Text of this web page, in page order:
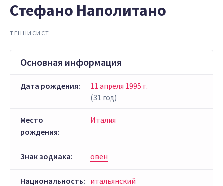
Стефано Наполитано
ТЕННИСИСТ
Основная информация
Дата рождения: 11 апреля 1995 г.
(31 год)
Место
рождения:
Италия
Знак зодиака: овен
Национальность: итальянский